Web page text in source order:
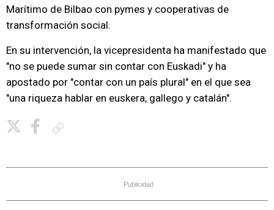
Marítimo de Bilbao con pymes y cooperativas de
transformación social.
En su intervención, la vicepresidenta ha manifestado que
"no se puede sumar sin contar con Euskadi" y ha
apostado por "contar con un país plural" en el que sea
"una riqueza hablar en euskera, gallego y catalán".
Publicidad